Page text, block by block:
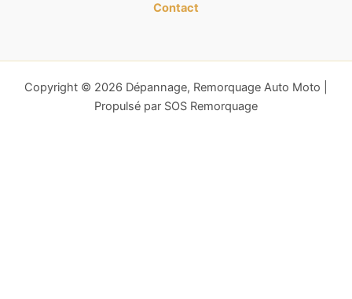
Contact
Copyright © 2026 Dépannage, Remorquage Auto Moto |
Propulsé par SOS Remorquage